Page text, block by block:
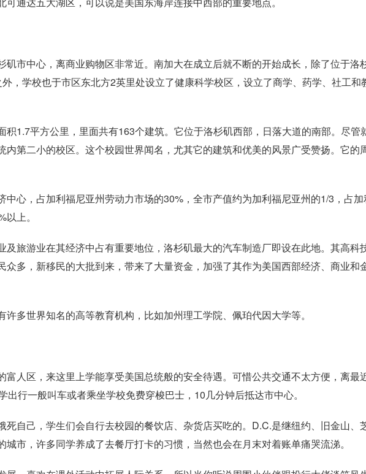
矶市中心，离商业购物区非常近。南加大在成立后就不断的开始成长，除了位于洛
，学校也于市区东北方2英里处设立了健康科学校区，设立了商学、药学、社工和
积1.7平方公里，里面共有163个建筑。它位于洛杉矶西部，日落大道的南部。尽管
内第二小的校区。这个校园世界闻名，尤其它的建筑和优美的风景广受赞扬。它的
中心，占加利福尼亚州劳动力市场的30%，全市产值约为加利福尼亚州的1/3，占加
上。
及旅游业在其经济中占有重要地位，洛杉矶最大的汽车制造厂即设在此地。其高科
众多，新移民的大批到来，带来了大量资金，加强了其作为美国西部经济、商业和
多世界知名的高等教育机构，比如加州理工学院、佩珀代因大学等。
富人区，来这里上学能享受美国总统般的安全待遇。可惜公共交通不太方便，离最
出行一般叫车或者乘坐学校免费穿梭巴士，10几分钟后抵达市中心。
死自己，学生们会自行去校园的餐饮店、杂货店买吃的。D.C.是继纽约、旧金山、
市，许多同学养成了去餐厅打卡的习惯，当然也会在月末对着账单痛哭流涕。